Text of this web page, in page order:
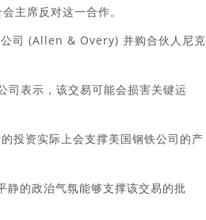
主席反对这一合作。
公司 (Allen & Overy) 并购合伙人尼克
司表示，该交易可能会损害关键运
投资实际上会支撑美国钢铁公司的产
静的政治气氛能够支撑该交易的批